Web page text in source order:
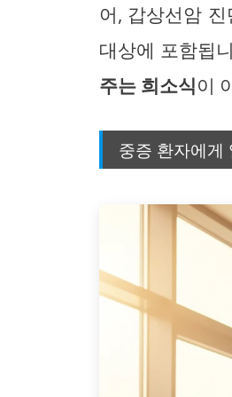
어, 갑상선암
대상에 포함됩
주는 희소식이
중증 환자에게